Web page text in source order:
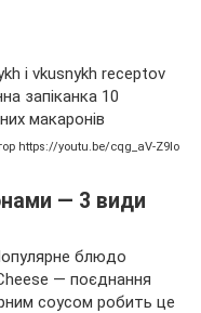
https://youtu.be/cqg_aV-Z9Io
— 3 види
блюдо
— поєднання
соусом робить це